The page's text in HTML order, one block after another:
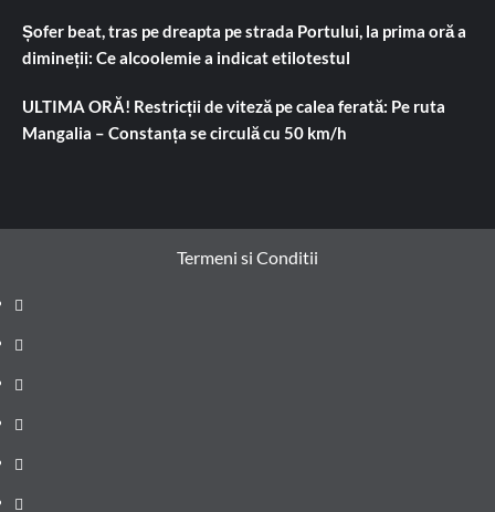
Șofer beat, tras pe dreapta pe strada Portului, la prima oră a
dimineții: Ce alcoolemie a indicat etilotestul
ULTIMA ORĂ! Restricții de viteză pe calea ferată: Pe ruta
Mangalia – Constanța se circulă cu 50 km/h
Termeni si Conditii
Prima
pagină
Știri
de
ultima
Administrație
locală
Actualitate
Justiție
Cultura